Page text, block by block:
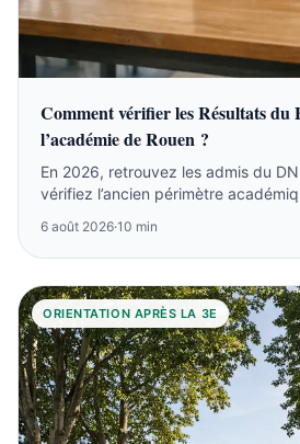
Comment vérifier les Résultats du
l’académie de Rouen ?
En 2026, retrouvez les admis du
vérifiez l’ancien périmètre
6 août 2026·10 min
ORIENTATION APRÈS LA 3E